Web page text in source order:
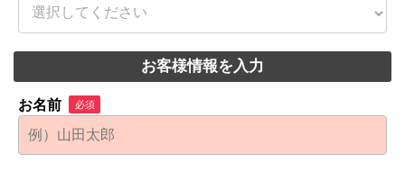
お客様情報を入力
お名前 必須